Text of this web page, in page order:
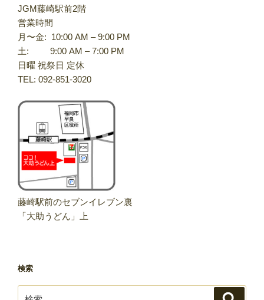
JGM藤崎駅前2階
営業時間
月〜金: 10:00 AM – 9:00 PM
土: 9:00 AM – 7:00 PM
日曜 祝祭日 定休
TEL: 092-851-3020
藤崎駅前のセブンイレブン裏
「大助うどん」上
検索